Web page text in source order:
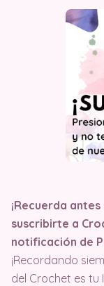
¡Recuerda
suscribirte a
notificación de
¡Recordando
del Crochet es tu